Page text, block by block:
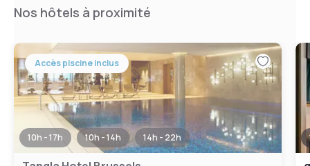
Nos hôtels à proximité
Accès piscine inclus
10h - 17h 10h - 14h 14h - 22h